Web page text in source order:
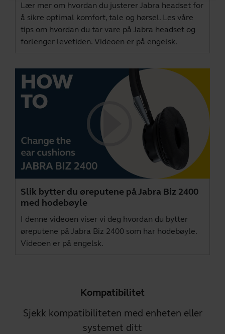
Lær mer om hvordan du justerer Jabra headset for
å sikre optimal komfort, tale og hørsel. Les våre
tips om hvordan du tar vare på Jabra headset og
forlenger levetiden. Videoen er på engelsk.
Slik bytter du øreputene på Jabra Biz 2400
med hodebøyle
I denne videoen viser vi deg hvordan du bytter
øreputene på Jabra Biz 2400 som har hodebøyle.
Videoen er på engelsk.
Kompatibilitet
Sjekk kompatibiliteten med enheten eller
systemet ditt